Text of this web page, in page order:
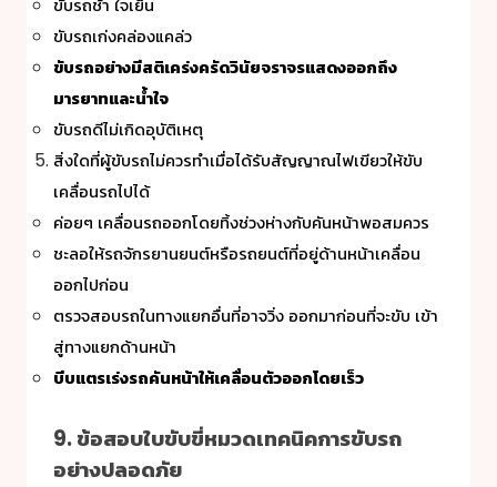
ขับรถช้า ใจเย็น
ขับรถเก่งคล่องแคล่ว
ขับรถอย่างมีสติเคร่งครัดวินัยจราจรแสดงออกถึง
มารยาทและน้ำใจ
ขับรถดีไม่เกิดอุบัติเหตุ
สิ่งใดที่ผู้ขับรถไม่ควรทำเมื่อได้รับสัญญาณไฟเขียวให้ขับ
เคลื่อนรถไปได้
ค่อยๆ เคลื่อนรถออกโดยทิ้งช่วงห่างกับคันหน้าพอสมควร
ชะลอให้รถจักรยานยนต์หรือรถยนต์ที่อยู่ด้านหน้าเคลื่อน
ออกไปก่อน
ตรวจสอบรถในทางแยกอื่นที่อาจวิ่ง ออกมาก่อนที่จะขับ เข้า
สู่ทางแยกด้านหน้า
บีบแตรเร่งรถคันหน้าให้เคลื่อนตัวออกโดยเร็ว
9. ข้อสอบใบขับขี่หมวดเทคนิคการขับรถ
อย่างปลอดภัย